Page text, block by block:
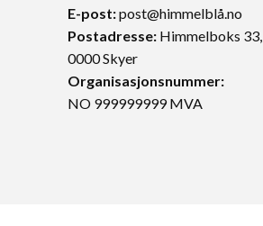
E-post:post@himmelblå.no
Postadresse: Himmelboks 33,
0000 Skyer
Organisasjonsnummer:
NO 999999999 MVA